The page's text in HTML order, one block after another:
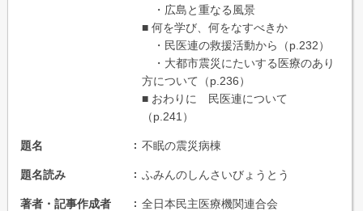
・広島と重なる風景
■ 何を学び、何をなすべきか
・民医連の救援活動から（p.232）
・大都市震災にたいする医療のあり
方について（p.236）
■ おわりに 民医連について
（p.241）
題名 不眠の震災病棟
題名読み ふみんのしんさいびょうとう
著者・記事作成者 全日本民主医療機関連合会